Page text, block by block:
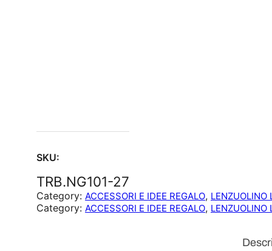
SKU:
TRB.NG101-27
Category: ACCESSORI E IDEE REGALO, LENZUOLINO
Category: ACCESSORI E IDEE REGALO, LENZUOLINO